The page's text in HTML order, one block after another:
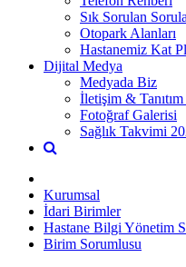
Sık Sorulan
Otopark Alanları
Hastanemiz Kat
Dijital Medya
Medyada Biz
İletişim &
Fotoğraf Galerisi
Sağlık Takvimi
Kurumsal
İdari Birimler
Hastane Bilgi Yönetim
Birim Sorumlusu